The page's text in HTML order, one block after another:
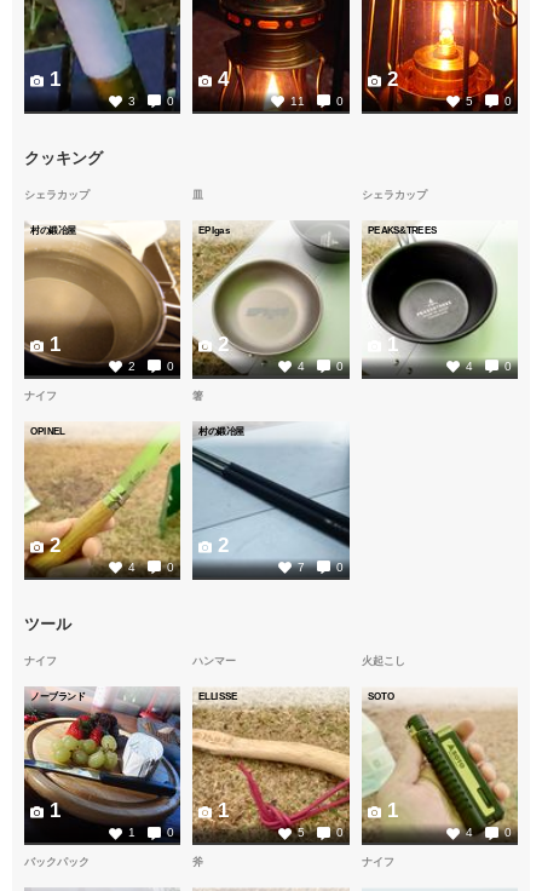
3 0
1
11 0
4
5 0
2
クッキング
シェラカップ
村の鍛冶屋
2 0
1
皿
EPIgas
4 0
2
シェラカップ
PEAKS&TREES
4 0
1
ナイフ
OPINEL
4 0
2
箸
村の鍛冶屋
7 0
2
ツール
ナイフ
ノーブランド
1 0
1
ハンマー
ELLISSE
5 0
1
火起こし
SOTO
4 0
1
バックパック 斧 ナイフ